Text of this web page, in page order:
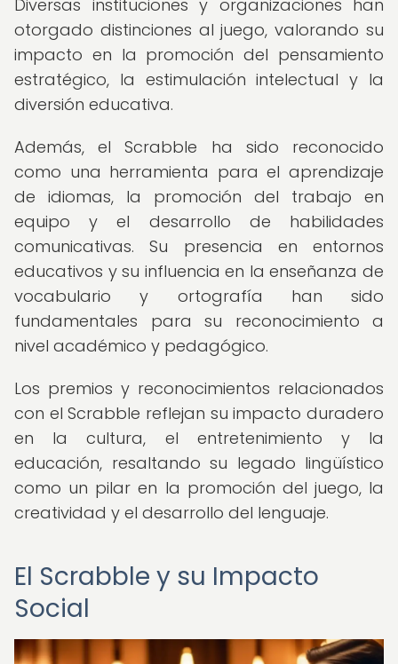
Diversas instituciones y organizaciones han
otorgado distinciones al juego, valorando su
impacto en la promoción del pensamiento
estratégico, la estimulación intelectual y la
diversión educativa.
Además, el Scrabble ha sido reconocido
como una herramienta para el aprendizaje
de idiomas, la promoción del trabajo en
equipo y el desarrollo de habilidades
comunicativas. Su presencia en entornos
educativos y su influencia en la enseñanza de
vocabulario y ortografía han sido
fundamentales para su reconocimiento a
nivel académico y pedagógico.
Los premios y reconocimientos relacionados
con el Scrabble reflejan su impacto duradero
en la cultura, el entretenimiento y la
educación, resaltando su legado lingüístico
como un pilar en la promoción del juego, la
creatividad y el desarrollo del lenguaje.
El Scrabble y su Impacto
Social